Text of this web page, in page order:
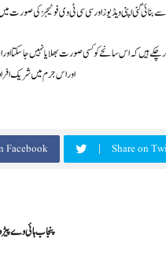
فوج کا مؤقف کھل کربیان کر چکے ہیں کہ اس سانحے کو کسی صورت بھلایا
اور اس جرم میں شریک
Facebook Share on
پنجاب ہائی وے